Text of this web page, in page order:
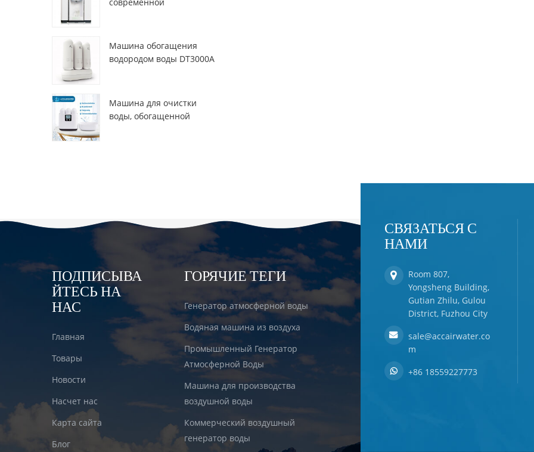
ZL9510W
Машина обогащения
водородом воды DT3000A
Машина для очистки
воды, обогащенной
ПОДПИСЫВА
ЙТЕСЬ НА
НАС
Главная
Товары
Новости
Насчет нас
Карта сайта
Блог
ГОРЯЧИЕ ТЕГИ
Генератор атмосферной воды
Водяная машина из воздуха
Промышленный Генератор
Атмосферной Воды
Машина для производства
воздушной воды
Коммерческий воздушный
генератор воды
СВЯЗАТЬСЯ С
НАМИ
Room 807,
Yongsheng Building,
Gutian Zhilu, Gulou
District, Fuzhou City
sale@accairwater.co
m
+86 18559227773